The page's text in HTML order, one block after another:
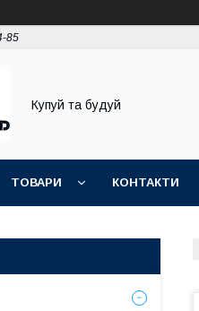
85
Купуй та будуй
ТОВАРИ КОНТАКТИ